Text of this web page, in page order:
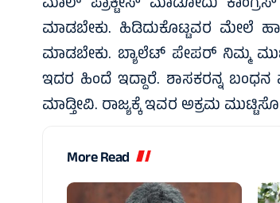
‌ಮಾಡಬೇಕು. ಹಿಡಿದುಕೊಟ್ಟವರ ಮೇಲೆ
ಮಾಡಬೇಕು. ಬ್ಯಾಲೆಟ್ ಪೇಪರ್ ನಿಮ್ಮ
ಇದರ ಹಿಂದೆ ಇದ್ದಾರೆ. ಶಾಸಕರನ್ನ ಬಂಧನ
ಮಾಡ್ತೀವಿ. ರಾಜ್ಯಕ್ಕೆ ಇವರ ಅಕ್ರಮ
More Read